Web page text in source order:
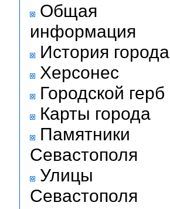
Общая
информация
История города
Херсонес
Городской герб
Карты города
Памятники
Севастополя
Улицы
Севастополя